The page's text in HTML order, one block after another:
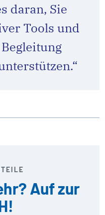
daran, Sie
Tools und
Auf zur